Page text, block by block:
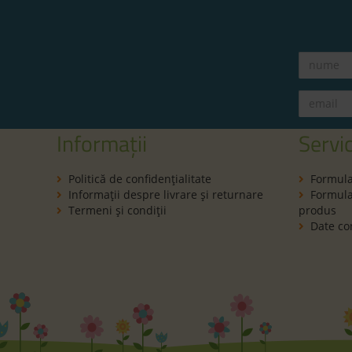
Informații
Politică de confidenţialitate
Informaţii despre livrare și returnare
Termeni şi condiţii
produs
Date